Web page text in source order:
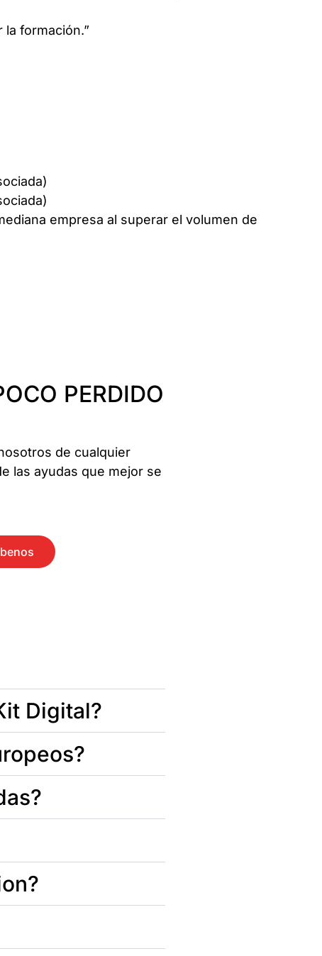
formación.”
empresa al superar el volumen de
PERDIDO
de cualquier
las ayudas que mejor se
Digital?